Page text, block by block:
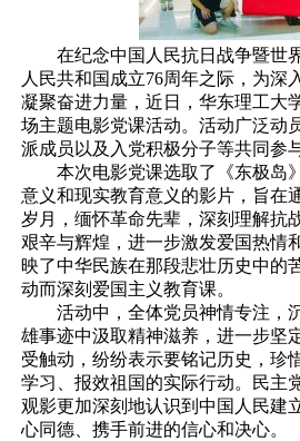
在纪念中国人民抗日战争暨世
人民共和国成立76周年之际，为深
凝聚奋进力量，近日，华东理工大
场主题电影党课活动。活动广泛动
派成员以及入党积极分子等共同参
本次电影党课选取了《东极岛
意义和现实教育意义的影片，旨在
岁月，缅怀革命先辈，深刻理解抗
艰辛与辉煌，进一步激发爱国热情
映了中华民族在那段悲壮历史中的
动而深刻爱国主义教育课。
活动中，全体党员神情专注，
雄事迹中汲取精神滋养，进一步坚
受触动，纷纷表示要铭记历史，珍
学习、报效祖国的实际行动。民主
观影更加深刻地认识到中国人民建
心同德、携手前进的信心和决心。